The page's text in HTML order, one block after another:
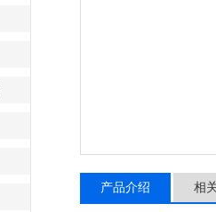
产品介绍 相